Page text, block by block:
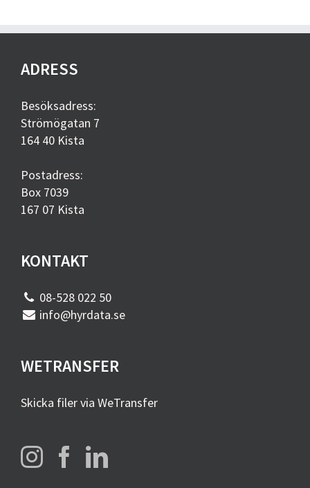
ADRESS
Besöksadress:
Strömögatan 7
164 40 Kista
Postadress:
Box 7039
167 07 Kista
KONTAKT
08-528 022 50
info@hyrdata.se
WETRANSFER
Skicka filer via WeTransfer